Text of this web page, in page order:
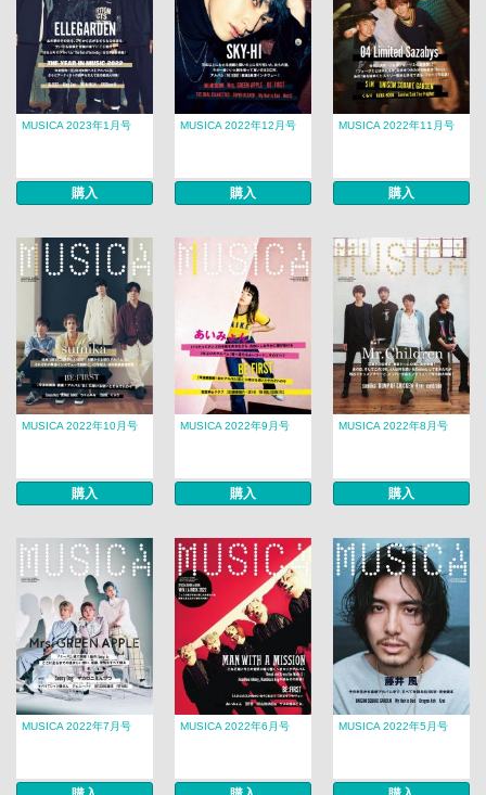
MUSICA 2023年1月号
購入
MUSICA 2022年12月号
購入
MUSICA 2022年11月号
購入
MUSICA 2022年10月号
購入
MUSICA 2022年9月号
購入
MUSICA 2022年8月号
購入
MUSICA 2022年7月号 MUSICA 2022年6月号 MUSICA 2022年5月号